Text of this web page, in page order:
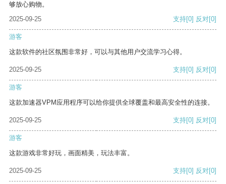
够放心购物。
2025-09-25
支持[0] 反对[0]
游客
这款软件的社区氛围非常好，可以与其他用户交流学习心得。
2025-09-25 支持[0] 反对[0]
游客
这款加速器VPM应用程序可以给你提供全球覆盖和最高安全性的连接。
2025-09-25 支持[0] 反对[0]
游客
这款游戏非常好玩，画面精美，玩法丰富。
2025-09-25 支持[0] 反对[0]